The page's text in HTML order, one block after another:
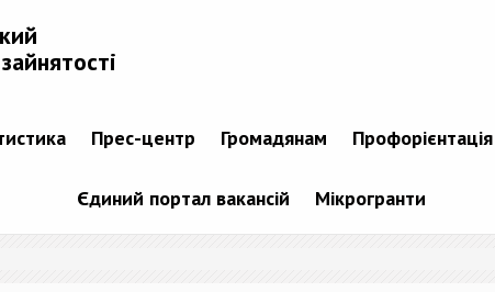
Прес-центр Громадянам Профорієнтація
Єдиний портал вакансій Мікрогранти